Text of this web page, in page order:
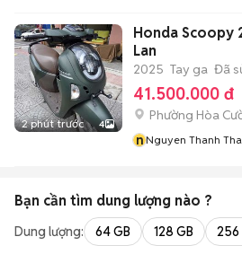
2 phút trước 4
Honda Scoopy
Lan
2025 Tay ga Đã
41.500.000 đ
Phường Hòa
nNguyen Thanh
Bạn cần tìm dung lượng nào ?
Dung lượng: 64 GB 128 GB 256